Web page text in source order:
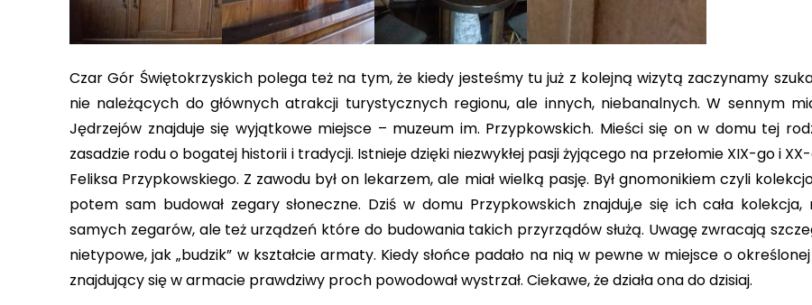
Czar Gór Świętokrzyskich polega też na tym, że kiedy jesteśmy tu już z kolejną wizytą zaczynamy
nie należących do głównych atrakcji turystycznych regionu, ale innych, niebanalnych. W sennym
Jędrzejów znajduje się wyjątkowe miejsce – muzeum im. Przypkowskich. Mieści się on w domu tej
zasadzie rodu o bogatej historii i tradycji. Istnieje dzięki niezwykłej pasji żyjącego na przełomie XIX-go i
Feliksa Przypkowskiego. Z zawodu był on lekarzem, ale miał wielką pasję. Był gnomonikiem czyli
potem sam budował zegary słoneczne. Dziś w domu Przypkowskich znajduj,e się ich cała
samych zegarów, ale też urządzeń które do budowania takich przyrządów służą. Uwagę zwracają
nietypowe, jak „budzik” w kształcie armaty. Kiedy słońce padało na nią w pewne w miejsce o
znajdujący się w armacie prawdziwy proch powodował wystrzał. Ciekawe, że działa ona do dzisiaj.